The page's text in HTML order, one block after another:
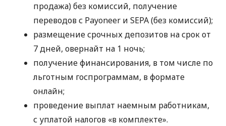
продажа) без комиссий, получение
переводов с Payoneer и SEPA (без комиссий);
размещение срочных депозитов на срок от
7 дней, овернайт на 1 ночь;
получение финансирования, в том числе по
льготным госпрограммам, в формате
онлайн;
проведение выплат наемным работникам,
с уплатой налогов «в комплекте».